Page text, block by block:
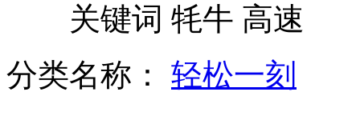
温岭虐童受害家长集体上门讨说法
关键词 牦牛 高速
分类名称： 轻松一刻